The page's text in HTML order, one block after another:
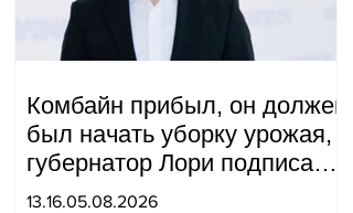
Комбайн прибыл, он должен
был начать уборку урожая,
губернатор Лори подписал
постановление о запрете
13.16.05.08.2026